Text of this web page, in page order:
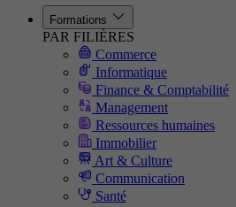
Formations
PAR FILIÈRES
Commerce
Informatique
Finance & Comptabilité
Management
Ressources humaines
Immobilier
Art & Culture
Communication
Santé